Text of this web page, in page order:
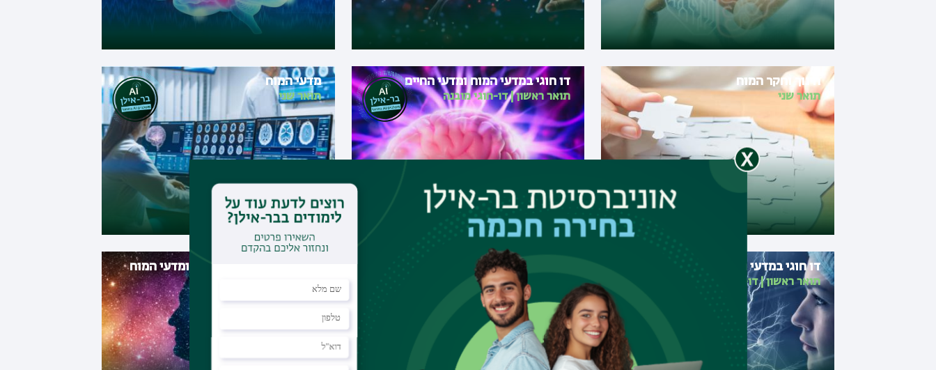
חינוך וחקר המוח
תואר שני
דו חוגי במדעי המוח ומדעי החיים
תואר ראשון|דו-חוגי מובנה
מדעי המוח
תואר שני
דו חוגי במדעי המוח ופסיכולוגיה
תואר ראשון|דו-חוגי מובנה
דו חוגי במדעי המוח ובלשנות אנגלית
תואר ראשון|דו-חוגי מובנה
דו חוגי בפילוסופיה כללית ומדעי המוח
תואר ראשון